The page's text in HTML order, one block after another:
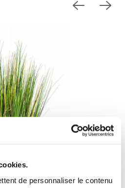
de personnaliser le contenu